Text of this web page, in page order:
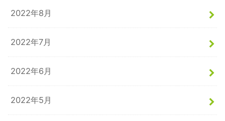
2022年8月
2022年7月
2022年6月
2022年5月